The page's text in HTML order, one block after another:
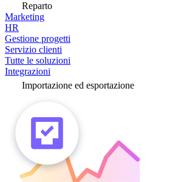
Reparto
Marketing
HR
Gestione progetti
Servizio clienti
Tutte le soluzioni
Integrazioni
Importazione ed esportazione